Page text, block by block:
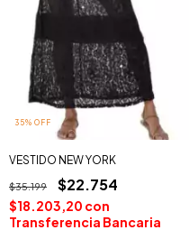
35% OFF
VESTIDO NEW YORK
$35.199 $22.754
$18.203,20 con
Transferencia Bancaria